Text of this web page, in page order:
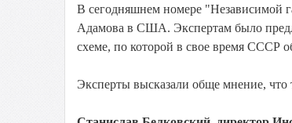
В сегодняшнем номере "Независимой
Адамова в США. Экспертам было
схеме, по которой в свое время СССР
Эксперты высказали обще мнение, что